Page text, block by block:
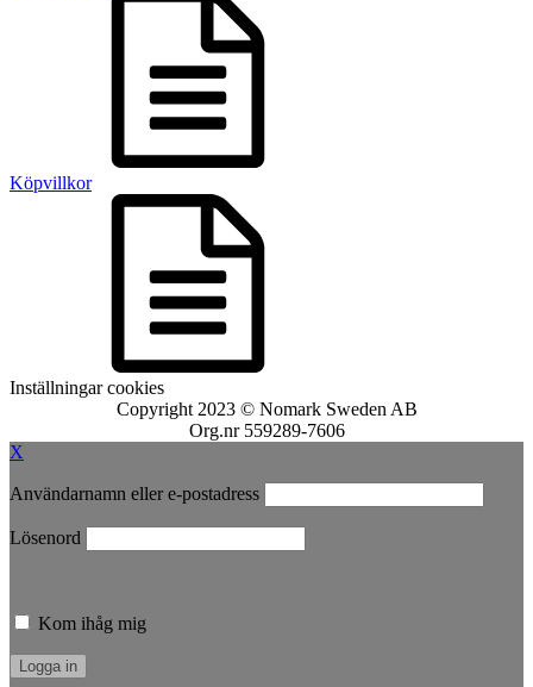
Köpvillkor
Inställningar cookies
Copyright 2023 © Nomark Sweden AB
Org.nr 559289-7606
X
Användarnamn eller e-postadress
Lösenord
Kom ihåg mig